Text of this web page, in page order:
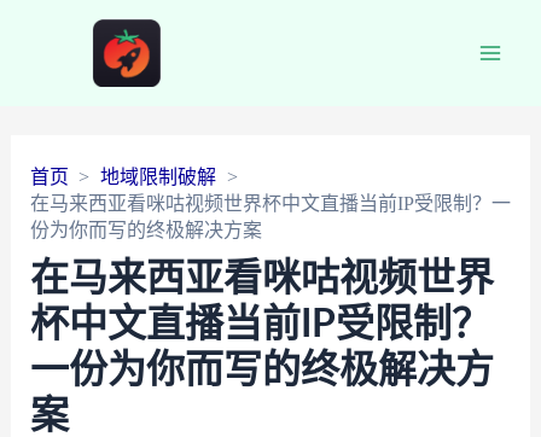
首页
地域限制破解
在马来西亚看咪咕视频世界杯中文直播当前IP受限制？一
份为你而写的终极解决方案
在马来西亚看咪咕视频世界
杯中文直播当前IP受限制？
一份为你而写的终极解决方
案